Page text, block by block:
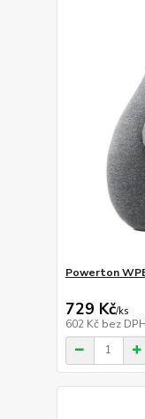
Powerton
729 Kč/ks
602 Kč bez DPH